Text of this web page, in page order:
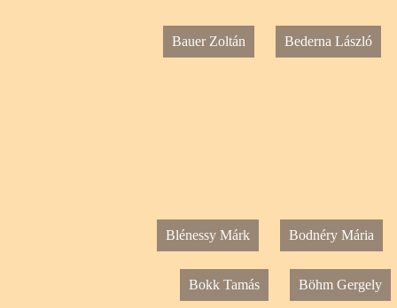
Bauer Zoltán Bederna László
Blénessy Márk Bodnéry Mária
Bokk Tamás Böhm Gergely